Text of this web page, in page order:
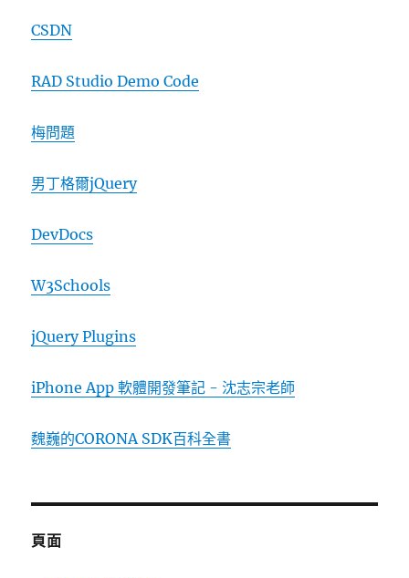
CSDN
RAD Studio Demo Code
梅問題
男丁格爾jQuery
DevDocs
W3Schools
jQuery Plugins
iPhone App 軟體開發筆記 - 沈志宗老師
魏巍的CORONA SDK百科全書
頁面